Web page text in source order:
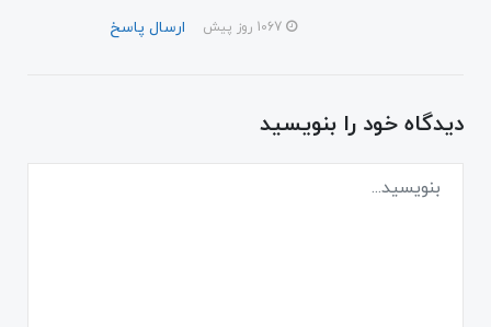
ارسال پاسخ
دیدگاه خود را بنویسید